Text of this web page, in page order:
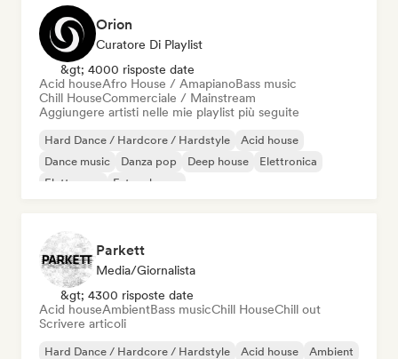
Orion
Curatore Di Playlist
&gt; 4000 risposte date
Acid houseAfro House / AmapianoBass music
Chill HouseCommerciale / Mainstream
Aggiungere artisti nelle mie playlist più seguite
Hard Dance / Hardcore / Hardstyle
Acid house
Dance music
Danza pop Deep house
Elettronica
Elettropop
Future house
Parkett
Media/Giornalista
&gt; 4300 risposte date
Acid houseAmbientBass musicChill HouseChill out
Scrivere articoli
Hard Dance / Hardcore / Hardstyle Acid house
Ambient